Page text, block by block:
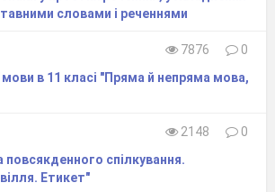
словами і реченнями
7876
0
мови в 11 класі "Пряма й непряма мова,
2148
0
повсякденного спілкування.
Етикет"